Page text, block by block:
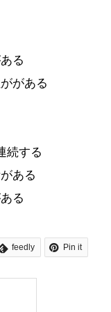
る
がある
続する
ある
る
feedly Pin it